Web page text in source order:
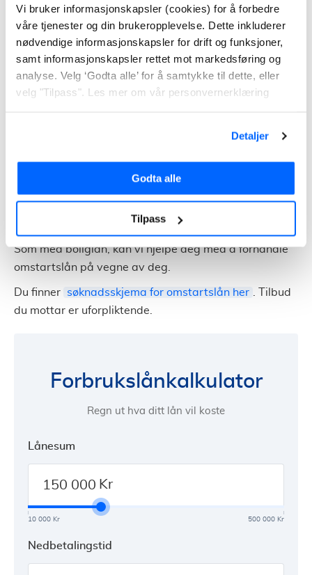
Vi bruker informasjonskapsler (cookies) for å forbedre
våre tjenester og din brukeropplevelse. Dette inkluderer
nødvendige informasjonskapsler for drift og funksjoner,
samt informasjonskapsler rettet mot markedsføring og
analyse. Velg ‘Godta alle’ for å samtykke til dette, eller
velg "Tilpass". Les mer om vår personvernerklæring
Detaljer
Godta alle
Tilpass
Hos noen banker kan det være vanskelig å få innvilget
en slik økning i boliglån, dersom du har mye gjeld som
er usikret. Har du i tillegg betalingsanmerkninger
eller inkasso, må du gjerne til spesialistbanker.
De tilbyr det som kalles for omstartslån. Dette er
totalt sett. Slik at det blir lettere for deg å betale
Som med boliglån, kan vi hjelpe deg med å forhandle
omstartslån på vegne av deg.
Du finner søknadsskjema for omstartslån her
. Tilbud
du mottar er uforpliktende.
Forbrukslånkalkulator
Regn ut hva ditt lån vil koste
Lånesum
Kr
500 000 Kr
10 000 Kr
Nedbetalingstid